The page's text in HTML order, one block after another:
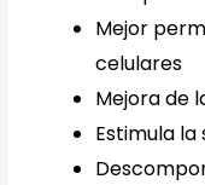
Mejor
celulares
Mejora de
Estimula